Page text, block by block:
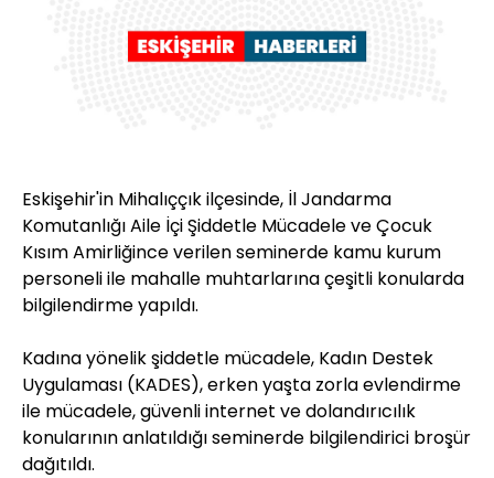
Eskişehir'in Mihalıççık ilçesinde, İl Jandarma
Komutanlığı Aile İçi Şiddetle Mücadele ve Çocuk
Kısım Amirliğince verilen seminerde kamu kurum
personeli ile mahalle muhtarlarına çeşitli konularda
bilgilendirme yapıldı.
Kadına yönelik şiddetle mücadele, Kadın Destek
Uygulaması (KADES), erken yaşta zorla evlendirme
ile mücadele, güvenli internet ve dolandırıcılık
konularının anlatıldığı seminerde bilgilendirici broşür
dağıtıldı.